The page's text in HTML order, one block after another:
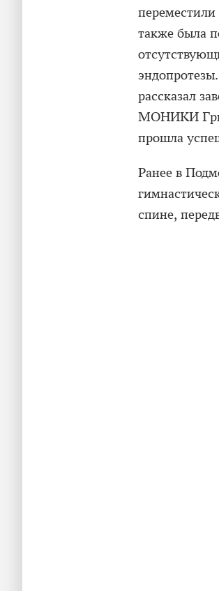
также была
рассказал
МОНИКИ
прошла
Ранее в
спине,